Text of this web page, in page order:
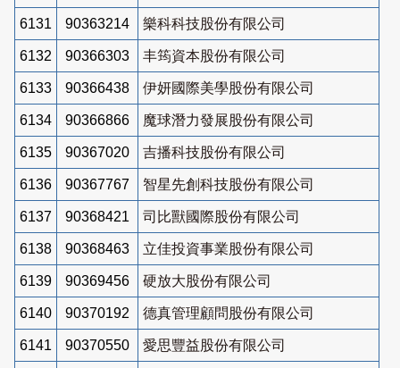
6131 90363214 樂科科技股份有限公司
6132 90366303 丰筠資本股份有限公司
6133 90366438 伊妍國際美學股份有限公司
6134 90366866 魔球潛力發展股份有限公司
6135 90367020 吉播科技股份有限公司
6136 90367767 智星先創科技股份有限公司
6137 90368421 司比獸國際股份有限公司
6138 90368463 立佳投資事業股份有限公司
6139 90369456 硬放大股份有限公司
6140 90370192 德真管理顧問股份有限公司
6141 90370550 愛思豐益股份有限公司